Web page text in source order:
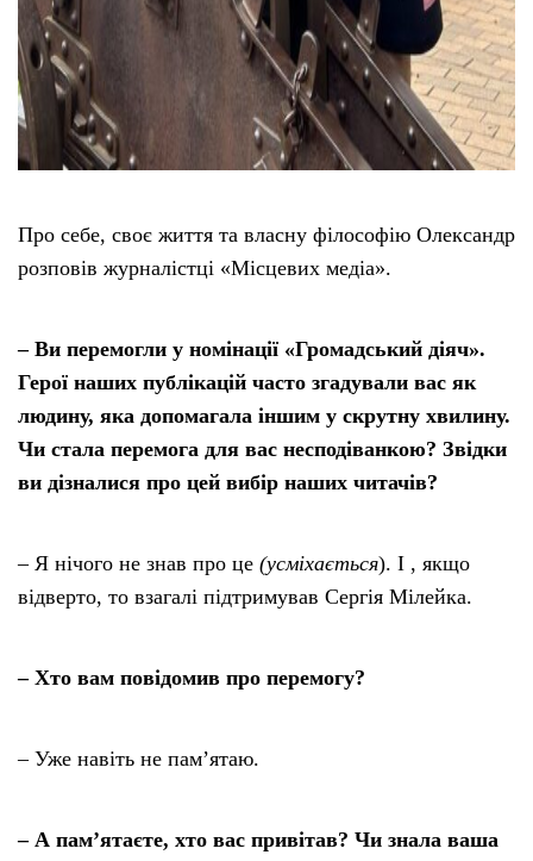
Про себе, своє життя та власну філософію Олександр
розповів журналістці «Місцевих медіа».
– Ви перемогли у номінації «Громадський діяч».
Герої наших публікацій часто згадували вас як
людину, яка допомагала іншим у скрутну хвилину.
Чи стала перемога для вас несподіванкою? Звідки
ви дізналися про цей вибір наших читачів?
– Я нічого не знав про це (усміхається). І , якщо
відверто, то взагалі підтримував Сергія Мілейка.
– Хто вам повідомив про перемогу?
– Уже навіть не пам’ятаю.
– А пам’ятаєте, хто вас привітав? Чи знала ваша